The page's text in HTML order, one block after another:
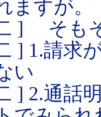
ますが。
] そも
] 1.請求
い
] 2.通話